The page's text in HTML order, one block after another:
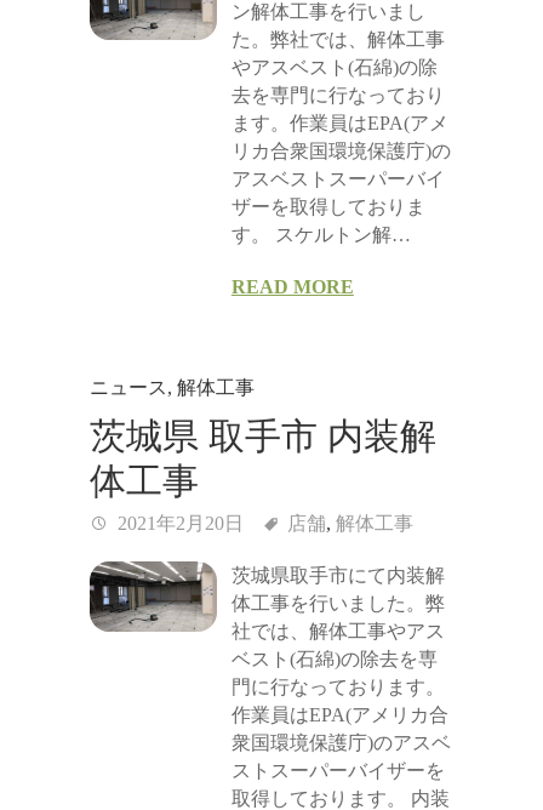
ン解体工事を行いまし
た。弊社では、解体工事
やアスベスト(石綿)の除
去を専門に行なっており
ます。作業員はEPA(アメ
リカ合衆国環境保護庁)の
アスベストスーパーバイ
ザーを取得しておりま
す。 スケルトン解…
READ MORE
ニュース, 解体工事
茨城県 取手市 内装解
体工事
2021年2月20日 店舗, 解体工事
茨城県取手市にて内装解
体工事を行いました。弊
社では、解体工事やアス
ベスト(石綿)の除去を専
門に行なっております。
作業員はEPA(アメリカ合
衆国環境保護庁)のアスベ
ストスーパーバイザーを
取得しております。 内装